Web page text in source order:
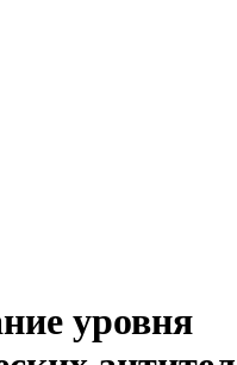
уровня